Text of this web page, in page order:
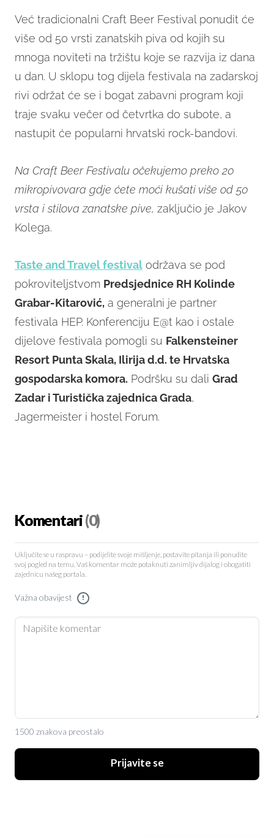
Već tradicionalni Craft Beer Festival ponudit će
više od 50 vrsti zanatskih piva od kojih su
mnoga noviteti na tržištu koje se razvija iz dana
u dan. U sklopu tog dijela festivala na zadarskoj
rivi održat će se i bogat zabavni program koji
traje svaku večer od četvrtka do subote, a
nastupit će popularni hrvatski rock-bandovi.
Na Craft Beer Festivalu očekujemo preko 20
mikropivovara gdje ćete moći kušati više od 50
vrsta i stilova zanatske pive, zaključio je Jakov
Kolega.
Taste and Travel festival održava se pod
pokroviteljstvom Predsjednice RH Kolinde
Grabar-Kitarović, a generalni je partner
festivala HEP. Konferenciju E@t kao i ostale
dijelove festivala pomogli su Falkensteiner
Resort Punta Skala, Ilirija d.d. te Hrvatska
gospodarska komora. Podršku su dali Grad
Zadar i Turistička zajednica Grada,
Jagermeister i hostel Forum.
Komentari(0)
Uključite se u raspravu – podijelite svoje mišljenje, postavite pitanja ili ponudite
svoj pogled na temu. Vaš komentar može potaknuti zanimljiv dijalog i obogatiti
zajednicu našeg portala.
Važna obavijest !
1500 znakova preostalo
Prijavite se